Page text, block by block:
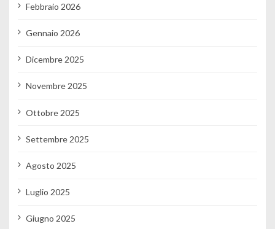
Febbraio 2026
Gennaio 2026
Dicembre 2025
Novembre 2025
Ottobre 2025
Settembre 2025
Agosto 2025
Luglio 2025
Giugno 2025